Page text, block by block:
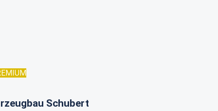
Schubert